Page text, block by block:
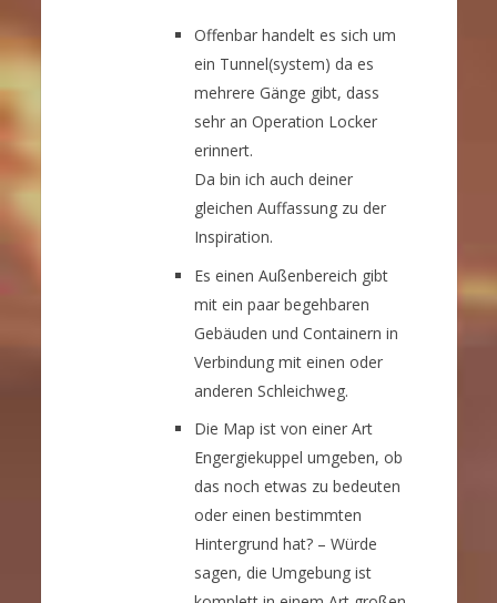
Offenbar handelt es sich um
ein Tunnel(system) da es
mehrere Gänge gibt, dass
sehr an Operation Locker
erinnert.
Da bin ich auch deiner
gleichen Auffassung zu der
Inspiration.
Es einen Außenbereich gibt
mit ein paar begehbaren
Gebäuden und Containern in
Verbindung mit einen oder
anderen Schleichweg.
Die Map ist von einer Art
Engergiekuppel umgeben, ob
das noch etwas zu bedeuten
oder einen bestimmten
Hintergrund hat? – Würde
sagen, die Umgebung ist